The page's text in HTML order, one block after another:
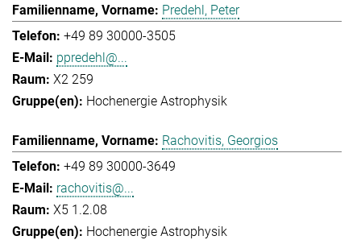
Predehl, Peter
+49 89 30000-3505
ppredehl@...
X2 259
Hochenergie Astrophysik
Rachovitis, Georgios
+49 89 30000-3649
rachovitis@...
X5 1.2.08
Hochenergie Astrophysik